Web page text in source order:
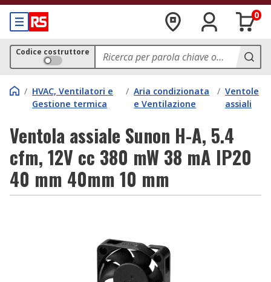
0
Codice costruttore
/ HVAC, Ventilatori e
Gestione termica
/ Aria condizionata
e Ventilazione
/ Ventole
assiali
Ventola assiale Sunon H-A, 5.4
cfm, 12V cc 380 mW 38 mA IP20
40 mm 40mm 10 mm